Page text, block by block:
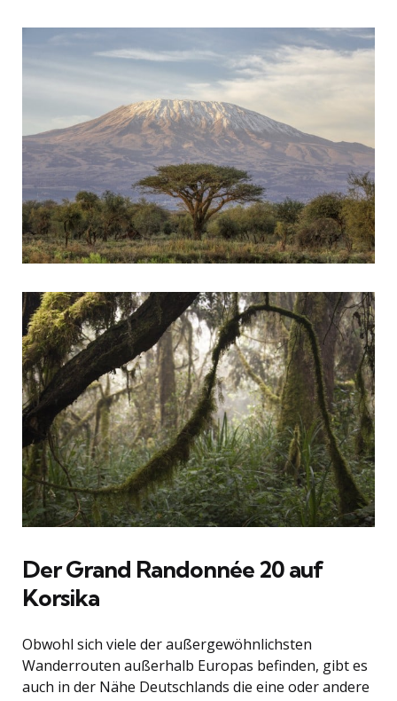
Der Grand Randonnée 20 auf
Korsika
Obwohl sich viele der außergewöhnlichsten
Wanderrouten außerhalb Europas befinden, gibt es
auch in der Nähe Deutschlands die eine oder andere